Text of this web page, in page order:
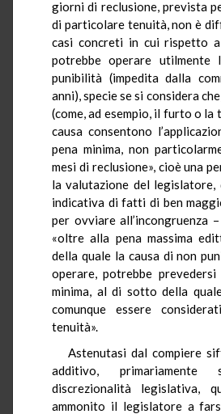
giorni di reclusione, prevista
di particolare tenuità, non è
casi concreti in cui rispetto
potrebbe operare utilmente
punibilità (impedita dalla
anni), specie se si considera
(come, ad esempio, il furto o
causa consentono
pena minima, non
mesi di reclusione», cioè una
la valutazione del legislatore,
indicativa di fatti di ben
per ovviare all’incongruenza
«oltre alla pena massima
della quale la causa di non
operare, potrebbe prevedersi
minima, al di sotto della
comunque essere
tenuità».
Astenutasi dal compiere
additivo, primariamente
discrezionalità legislativa,
ammonito il legislatore a